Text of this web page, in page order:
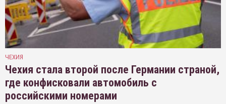
ЧЕХИЯ
Чехия стала второй после Германии страной,
где конфисковали автомобиль с
российскими номерами